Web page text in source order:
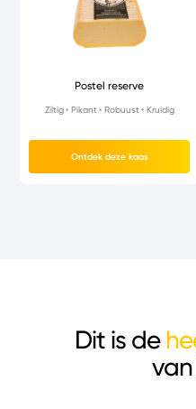
Postel reserve
Ziltig Pikant Robuust Kruidig
Ontdek deze kaas
Dit is de